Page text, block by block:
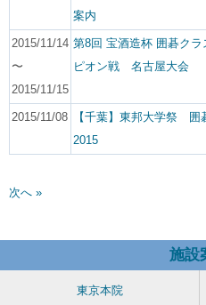
案内
2015/11/14
〜
2015/11/15
第8回 宝酒造杯 囲碁クラ
ピオン戦 名古屋大会
2015/11/08
【千葉】東邦大学祭 囲
2015
次へ »
施設
東京本院